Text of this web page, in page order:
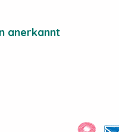
anerkannt